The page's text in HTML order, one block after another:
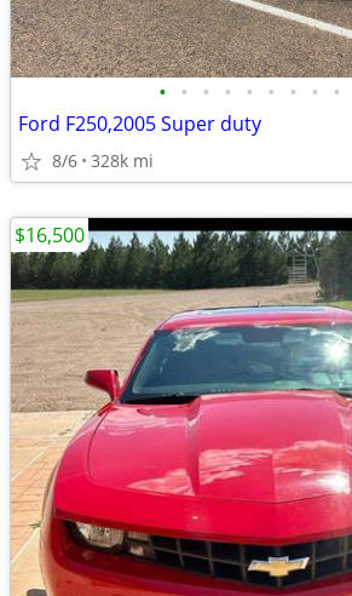
• • • • • • • • •
Ford F250,2005 Super duty
8/6 328k mi
$16,500